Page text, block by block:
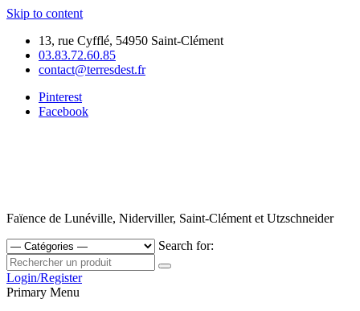
Skip to content
13, rue Cyfflé, 54950 Saint-Clément
03.83.72.60.85
contact@terresdest.fr
Pinterest
Facebook
Faïence de Lunéville, Niderviller, Saint-Clément et Utzschneider
Search for:
Login/Register
Primary Menu